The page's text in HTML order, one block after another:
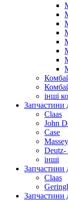
інші
Запчастини
Claas
John
Case
Deutz-
інші
Запчастини
Claas
Запчастини